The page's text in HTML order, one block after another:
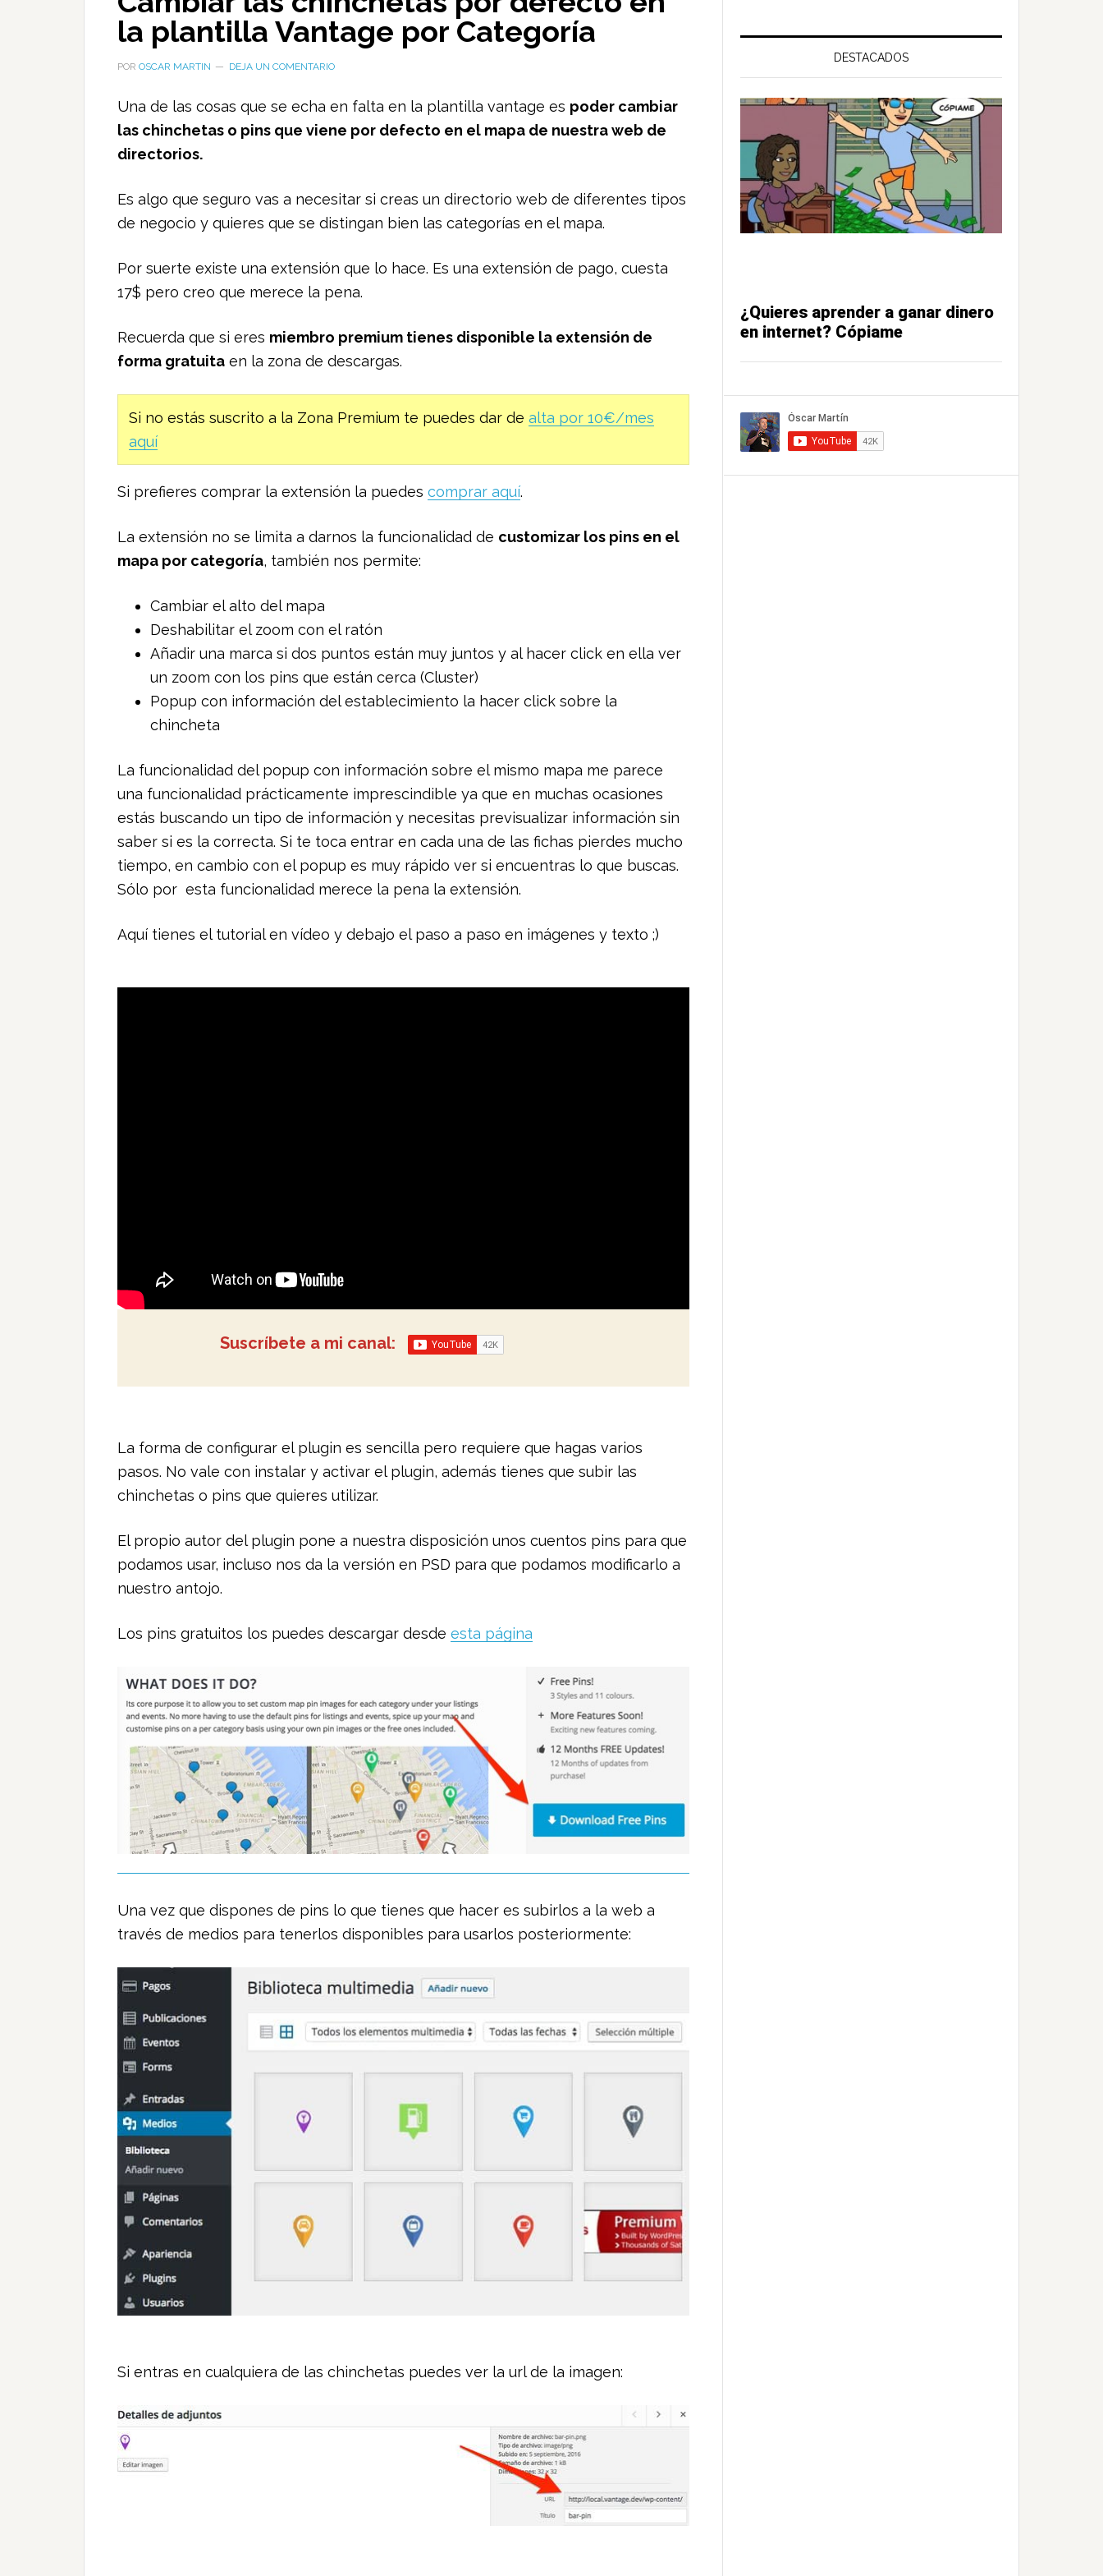
la plantilla Vantage por Categoría
POR OSCAR MARTIN DEJA UN COMENTARIO
Una de las cosas que se echa en falta en la plantilla vantage es poder cambiar
las chinchetas o pins que viene por defecto en el mapa de nuestra web de
directorios.
Es algo que seguro vas a necesitar si creas un directorio web de diferentes tipos
de negocio y quieres que se distingan bien las categorías en el mapa.
Por suerte existe una extensión que lo hace. Es una extensión de pago, cuesta
17$ pero creo que merece la pena.
Recuerda que si eres miembro premium tienes disponible la extensión de
forma gratuita en la zona de descargas.
Si no estás suscrito a la Zona Premium te puedes dar de alta por 10€/mes
aquí
Si prefieres comprar la extensión la puedes comprar aquí.
La extensión no se limita a darnos la funcionalidad de customizar los pins en el
mapa por categoría, también nos permite:
Cambiar el alto del mapa
Deshabilitar el zoom con el ratón
Añadir una marca si dos puntos están muy juntos y al hacer click en ella ver
un zoom con los pins que están cerca (Cluster)
Popup con información del establecimiento la hacer click sobre la
chincheta
La funcionalidad del popup con información sobre el mismo mapa me parece
una funcionalidad prácticamente imprescindible ya que en muchas ocasiones
estás buscando un tipo de información y necesitas previsualizar información sin
saber si es la correcta. Si te toca entrar en cada una de las fichas pierdes mucho
tiempo, en cambio con el popup es muy rápido ver si encuentras lo que buscas.
Sólo por esta funcionalidad merece la pena la extensión.
Aquí tienes el tutorial en vídeo y debajo el paso a paso en imágenes y texto ;)
Suscríbete a mi canal:
La forma de configurar el plugin es sencilla pero requiere que hagas varios
pasos. No vale con instalar y activar el plugin, además tienes que subir las
chinchetas o pins que quieres utilizar.
El propio autor del plugin pone a nuestra disposición unos cuentos pins para que
podamos usar, incluso nos da la versión en PSD para que podamos modificarlo a
nuestro antojo.
Los pins gratuitos los puedes descargar desde esta página
Una vez que dispones de pins lo que tienes que hacer es subirlos a la web a
través de medios para tenerlos disponibles para usarlos posteriormente:
Si entras en cualquiera de las chinchetas puedes ver la url de la imagen:
DESTACADOS
¿Quieres aprender a ganar dinero
en internet? Cópiame